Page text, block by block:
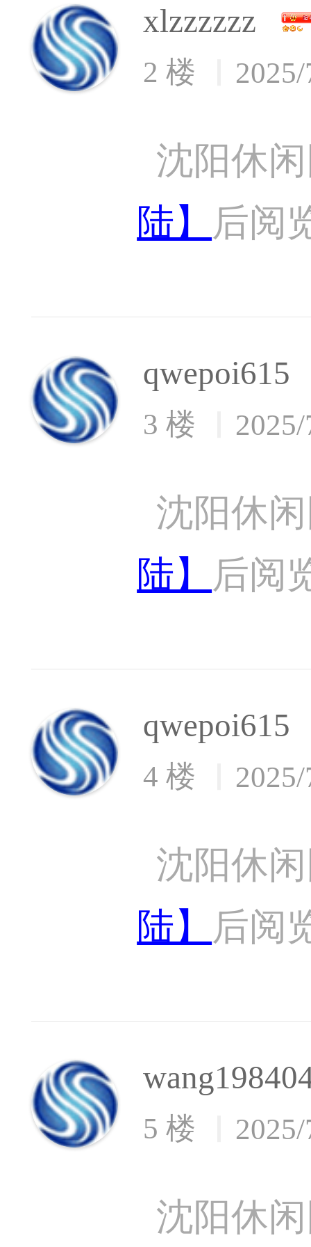
xlzzzzzz
2 楼
沈阳休
陆】
后阅
qwepoi615
3 楼
沈阳休
陆】
后阅
qwepoi615
4 楼
沈阳休
陆】
后阅
5 楼
沈阳休